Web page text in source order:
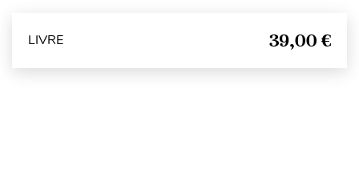
LIVRE 39,00 €